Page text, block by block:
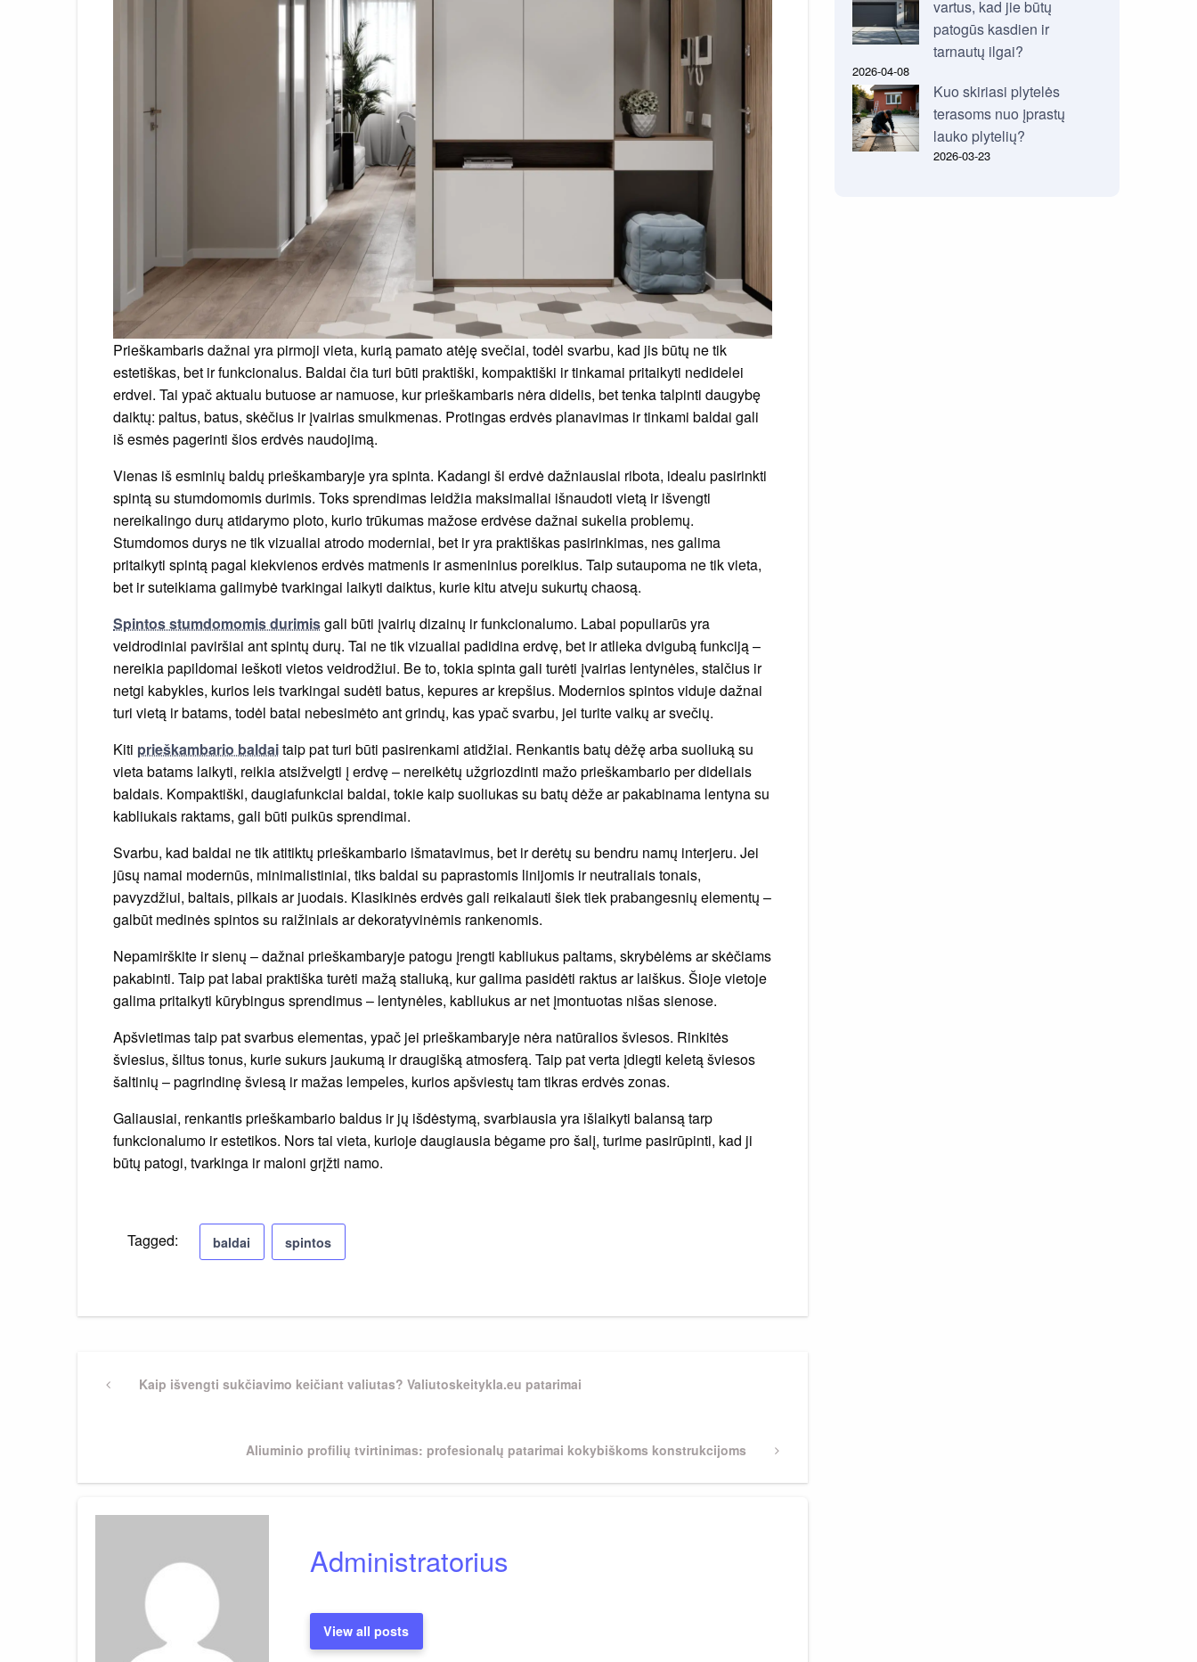
Prieškambaris dažnai yra pirmoji vieta, kurią pamato atėję svečiai, todėl svarbu, kad jis būtų ne tik
estetiškas, bet ir funkcionalus. Baldai čia turi būti praktiški, kompaktiški ir tinkamai pritaikyti nedidelei
erdvei. Tai ypač aktualu butuose ar namuose, kur prieškambaris nėra didelis, bet tenka talpinti daugybę
daiktų: paltus, batus, skėčius ir įvairias smulkmenas. Protingas erdvės planavimas ir tinkami baldai gali
iš esmės pagerinti šios erdvės naudojimą.
Vienas iš esminių baldų prieškambaryje yra spinta. Kadangi ši erdvė dažniausiai ribota, idealu pasirinkti
spintą su stumdomomis durimis. Toks sprendimas leidžia maksimaliai išnaudoti vietą ir išvengti
nereikalingo durų atidarymo ploto, kurio trūkumas mažose erdvėse dažnai sukelia problemų.
Stumdomos durys ne tik vizualiai atrodo moderniai, bet ir yra praktiškas pasirinkimas, nes galima
pritaikyti spintą pagal kiekvienos erdvės matmenis ir asmeninius poreikius. Taip sutaupoma ne tik vieta,
bet ir suteikiama galimybė tvarkingai laikyti daiktus, kurie kitu atveju sukurtų chaosą.
Spintos stumdomomis durimisgali būti įvairių dizainų ir funkcionalumo. Labai populiarūs yra
veidrodiniai paviršiai ant spintų durų. Tai ne tik vizualiai padidina erdvę, bet ir atlieka dvigubą funkciją –
nereikia papildomai ieškoti vietos veidrodžiui. Be to, tokia spinta gali turėti įvairias lentynėles, stalčius ir
netgi kabykles, kurios leis tvarkingai sudėti batus, kepures ar krepšius. Modernios spintos viduje dažnai
turi vietą ir batams, todėl batai nebesimėto ant grindų, kas ypač svarbu, jei turite vaikų ar svečių.
Kiti prieškambario baldaitaip pat turi būti pasirenkami atidžiai. Renkantis batų dėžę arba suoliuką su
vieta batams laikyti, reikia atsižvelgti į erdvę – nereikėtų užgriozdinti mažo prieškambario per dideliais
baldais. Kompaktiški, daugiafunkciai baldai, tokie kaip suoliukas su batų dėže ar pakabinama lentyna su
kabliukais raktams, gali būti puikūs sprendimai.
Svarbu, kad baldai ne tik atitiktų prieškambario išmatavimus, bet ir derėtų su bendru namų interjeru. Jei
jūsų namai modernūs, minimalistiniai, tiks baldai su paprastomis linijomis ir neutraliais tonais,
pavyzdžiui, baltais, pilkais ar juodais. Klasikinės erdvės gali reikalauti šiek tiek prabangesnių elementų –
galbūt medinės spintos su raižiniais ar dekoratyvinėmis rankenomis.
Nepamirškite ir sienų – dažnai prieškambaryje patogu įrengti kabliukus paltams, skrybėlėms ar skėčiams
pakabinti. Taip pat labai praktiška turėti mažą staliuką, kur galima pasidėti raktus ar laiškus. Šioje vietoje
galima pritaikyti kūrybingus sprendimus – lentynėles, kabliukus ar net įmontuotas nišas sienose.
Apšvietimas taip pat svarbus elementas, ypač jei prieškambaryje nėra natūralios šviesos. Rinkitės
šviesius, šiltus tonus, kurie sukurs jaukumą ir draugišką atmosferą. Taip pat verta įdiegti keletą šviesos
šaltinių – pagrindinę šviesą ir mažas lempeles, kurios apšviestų tam tikras erdvės zonas.
Galiausiai, renkantis prieškambario baldus ir jų išdėstymą, svarbiausia yra išlaikyti balansą tarp
funkcionalumo ir estetikos. Nors tai vieta, kurioje daugiausia bėgame pro šalį, turime pasirūpinti, kad ji
būtų patogi, tvarkinga ir maloni grįžti namo.
Tagged: baldai spintos
Navigacija
įrašų
PreviousKaip išvengti sukčiavimo keičiant valiutas? Valiutoskeitykla.eu patarimai
Next
Aliuminio profilių tvirtinimas: profesionalų patarimai kokybiškoms konstrukcijoms
Administratorius
View all posts
vartus, kad jie būtų
patogūs kasdien ir
tarnautų ilgai?
2026-04-08
Kuo skiriasi plytelės
terasoms nuo įprastų
lauko plytelių?
2026-03-23